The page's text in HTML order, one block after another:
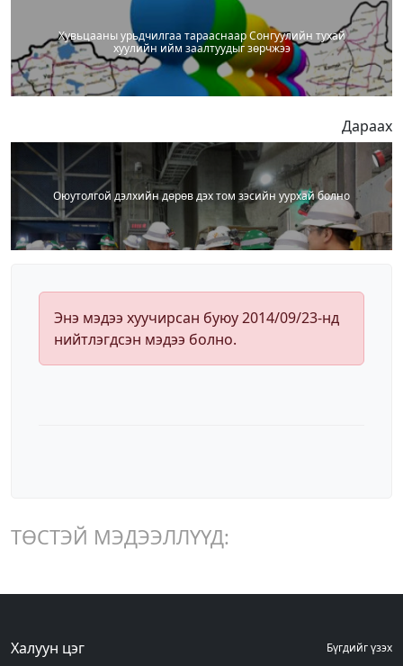
Хувьцааны урьдчилгаа тарааснаар Сонгуулийн тухай
хуулийн ийм заалтуудыг зөрчжээ
Дараах
Оюутолгой дэлхийн дөрөв дэх том зэсийн уурхай болно
Энэ мэдээ хуучирсан буюу 2014/09/23-нд
нийтлэгдсэн мэдээ болно.
ТӨСТЭЙ МЭДЭЭЛЛҮҮД:
Халуун цэг Бүгдийг үзэх